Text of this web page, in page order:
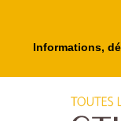
Informations,